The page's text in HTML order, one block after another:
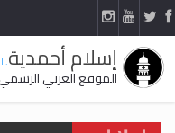
إسلام أحمدية.NET
الموقع العربي